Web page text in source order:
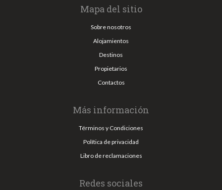
Mapa del sitio
Sobre nosotros
Alojamientos
Destinos
Propietarios
Contactos
Más información
Términos y Condiciones
Política de privacidad
Libro de reclamaciones
Redes sociales